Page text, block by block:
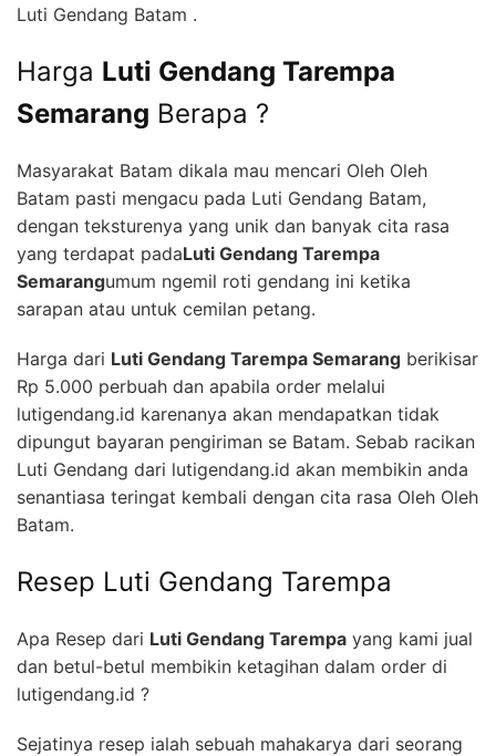
Luti Gendang Batam .
Harga Luti Gendang Tarempa
Semarang Berapa ?
Masyarakat Batam dikala mau mencari Oleh Oleh
Batam pasti mengacu pada Luti Gendang Batam,
dengan teksturenya yang unik dan banyak cita rasa
yang terdapat padaLuti Gendang Tarempa
Semarangumum ngemil roti gendang ini ketika
sarapan atau untuk cemilan petang.
Harga dari Luti Gendang Tarempa Semarang berikisar
Rp 5.000 perbuah dan apabila order melalui
lutigendang.id karenanya akan mendapatkan tidak
dipungut bayaran pengiriman se Batam. Sebab racikan
Luti Gendang dari lutigendang.id akan membikin anda
senantiasa teringat kembali dengan cita rasa Oleh Oleh
Batam.
Resep Luti Gendang Tarempa
Apa Resep dari Luti Gendang Tarempa yang kami jual
dan betul-betul membikin ketagihan dalam order di
lutigendang.id ?
Sejatinya resep ialah sebuah mahakarya dari seorang